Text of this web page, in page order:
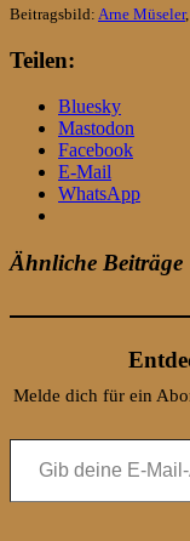
Beitragsbild: Arne Müseler
Teilen:
Bluesky
Mastodon
Facebook
E-Mail
WhatsApp
Ähnliche Beiträge
Melde dich für ein
Gib deine E-Mail-Adresse ein ...